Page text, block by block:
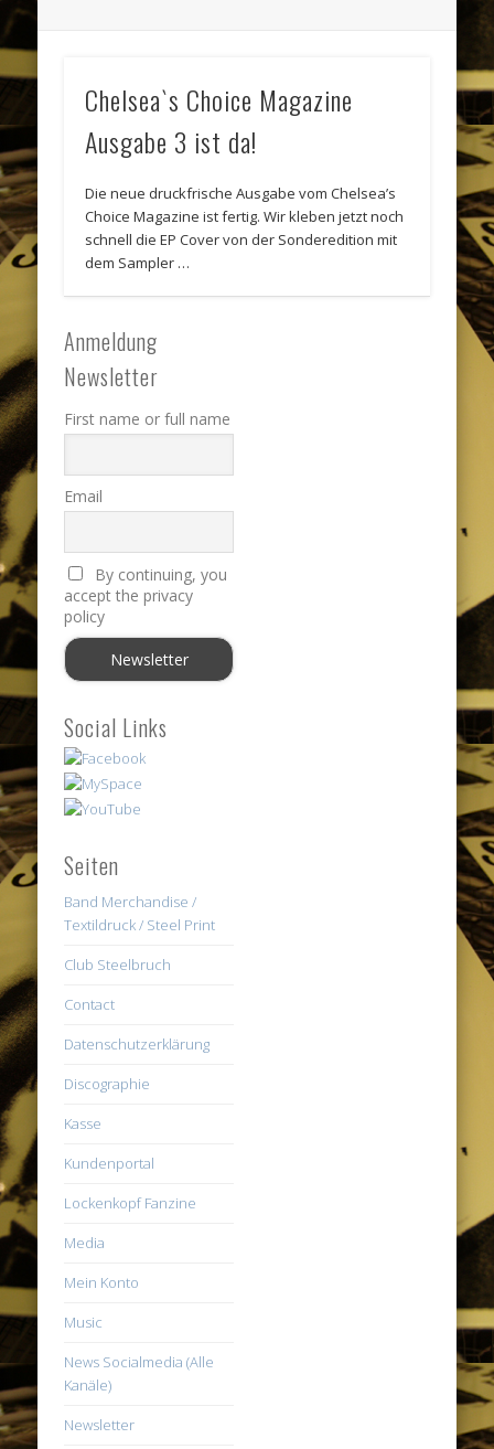
Chelsea`s Choice Magazine
Ausgabe 3 ist da!
Die neue druckfrische Ausgabe vom Chelsea’s
Choice Magazine ist fertig. Wir kleben jetzt noch
schnell die EP Cover von der Sonderedition mit
dem Sampler …
Anmeldung
Newsletter
First name or full name
Email
By continuing, you
accept the privacy
policy
Social Links
Seiten
Band Merchandise /
Textildruck / Steel Print
Club Steelbruch
Contact
Datenschutzerklärung
Discographie
Kasse
Kundenportal
Lockenkopf Fanzine
Media
Mein Konto
Music
News Socialmedia (Alle
Kanäle)
Newsletter